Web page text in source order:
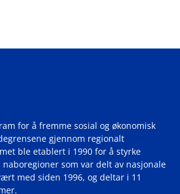
for å fremme sosial og økonomisk
gjennom regionalt
ble etablert i 1990 for å styrke
som var delt av nasjonale
med siden 1996, og deltar i 11